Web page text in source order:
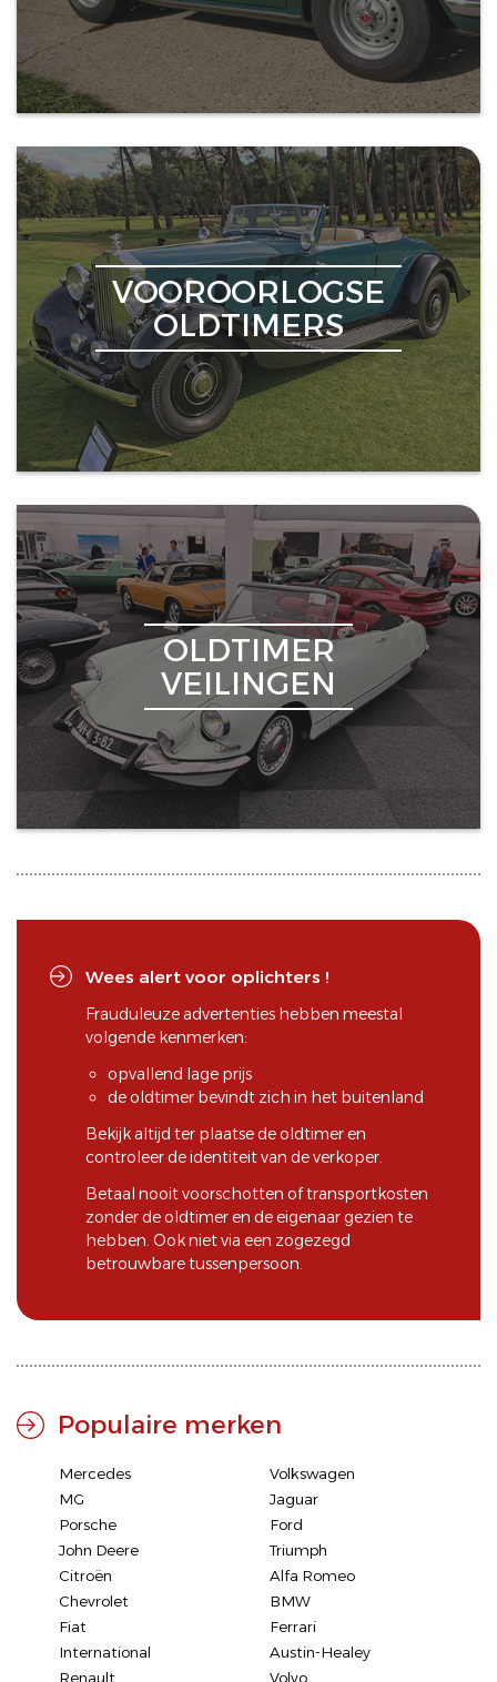
VOOROORLOGSE
OLDTIMERS
OLDTIMER
VEILINGEN
Wees alert voor oplichters !
Frauduleuze advertenties hebben meestal
volgende kenmerken:
opvallend lage prijs
de oldtimer bevindt zich in het buitenland
Bekijk altijd ter plaatse de oldtimer en
controleer de identiteit van de verkoper.
Betaal nooit voorschotten of transportkosten
zonder de oldtimer en de eigenaar gezien te
hebben. Ook niet via een zogezegd
betrouwbare tussenpersoon.
Populaire merken
Mercedes
Volkswagen
MG
Jaguar
Porsche
Ford
John Deere
Triumph
Citroën
Alfa Romeo
Chevrolet
BMW
Fiat
Ferrari
International
Austin-Healey
Renault
Volvo